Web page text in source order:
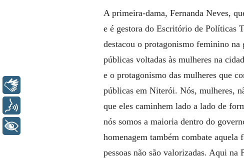
A primeira-dama, Fernanda Neves,
e é gestora do Escritório de Políticas
destacou o protagonismo feminino na
públicas voltadas às mulheres na
e o protagonismo das mulheres que
públicas em Niterói. Nós, mulheres,
que eles caminhem lado a lado de
nós somos a maioria dentro do
homenagem também combate aquela
pessoas não são valorizadas. Aqui na